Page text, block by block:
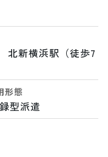
北新横浜駅（徒歩7
形態
型派遣